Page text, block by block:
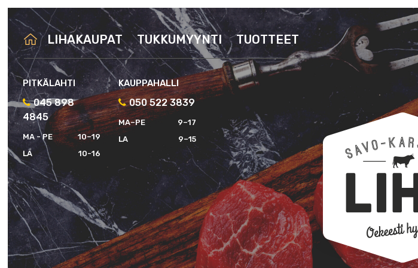
LIHAKAUPAT TUKKUMYYNTI TUOTTEET
PITKÄLAHTI
045 898
4845
MA - PE
10–19
LA
10-16
KAUPPAHALLI
050 522 3839
MA–PE
9–17
LA
9–15